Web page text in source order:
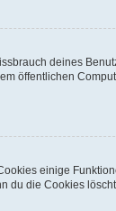
deines
öffentlichen
einige
du die Cookies